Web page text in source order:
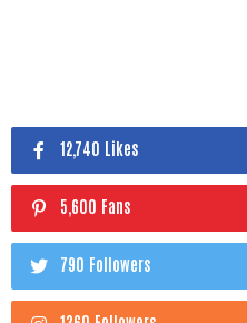
12,740 Likes
5,600 Fans
790 Followers